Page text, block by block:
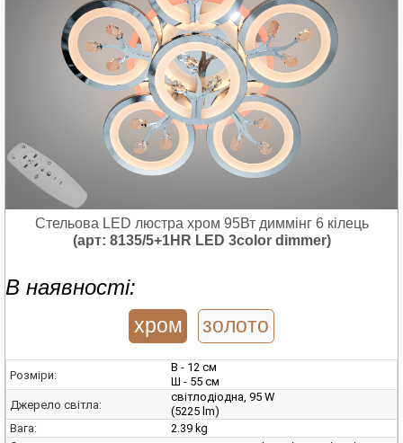
Стельова LED люстра хром 95Вт диммінг 6 кілець
(арт: 8135/5+1HR LED 3color dimmer)
В наявності:
хром золото
Розміри:
В - 12 см
Ш - 55 см
Джерело світла:
світлодіодна, 95 W
(5225 lm)
Вага:
2.39 kg